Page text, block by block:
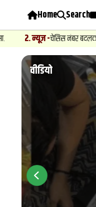
Home Search
2 -चेसिस नंबर बदलकर वाहनों
वीडियो